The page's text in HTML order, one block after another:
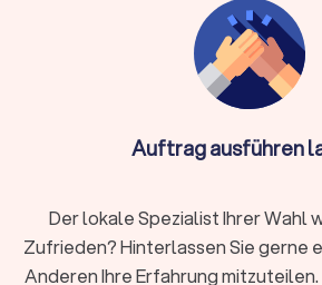
Wichtig bei Online-Anbietern:
DSGVO-konforme
Nutzung sicherer Software wie
Unternehmen online. Die
auch ein Online-Steuerberater
Auf Trustlocal finden Sie beide
Auftrag ausführen
Der lokale Spezialist Ihrer Wahl
Zufrieden? Hinterlassen Sie gerne
Anderen Ihre Erfahrung